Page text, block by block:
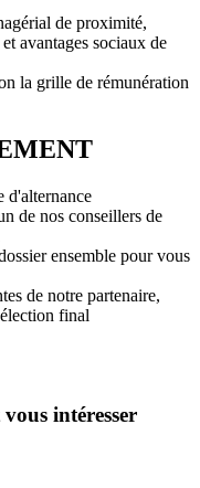
de proximité,
avantages sociaux de
la grille de rémunération
d'alternance
de nos conseillers de
ensemble pour vous
de notre partenaire,
final
intéresser